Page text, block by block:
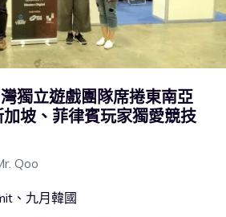
獨立遊戲團隊席捲東南亞
坡、菲律賓玩家獨愛競技
Qoo
、九月韓國